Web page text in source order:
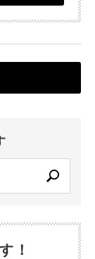
！